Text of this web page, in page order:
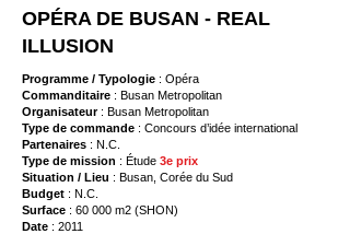
OPÉRA DE BUSAN - REAL
ILLUSION
Programme / Typologie : Opéra
Commanditaire : Busan Metropolitan
Organisateur: Busan Metropolitan
Type de commande : Concours d’idée international
Partenaires : N.C.
Type de mission : Étude 3e prix
Situation / Lieu : Busan, Corée du Sud
Budget : N.C.
Surface : 60 000 m2 (SHON)
Date : 2011